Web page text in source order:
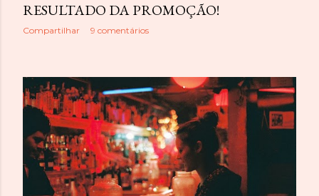
RESULTADO DA PROMOÇÃO!
Compartilhar 9 comentários